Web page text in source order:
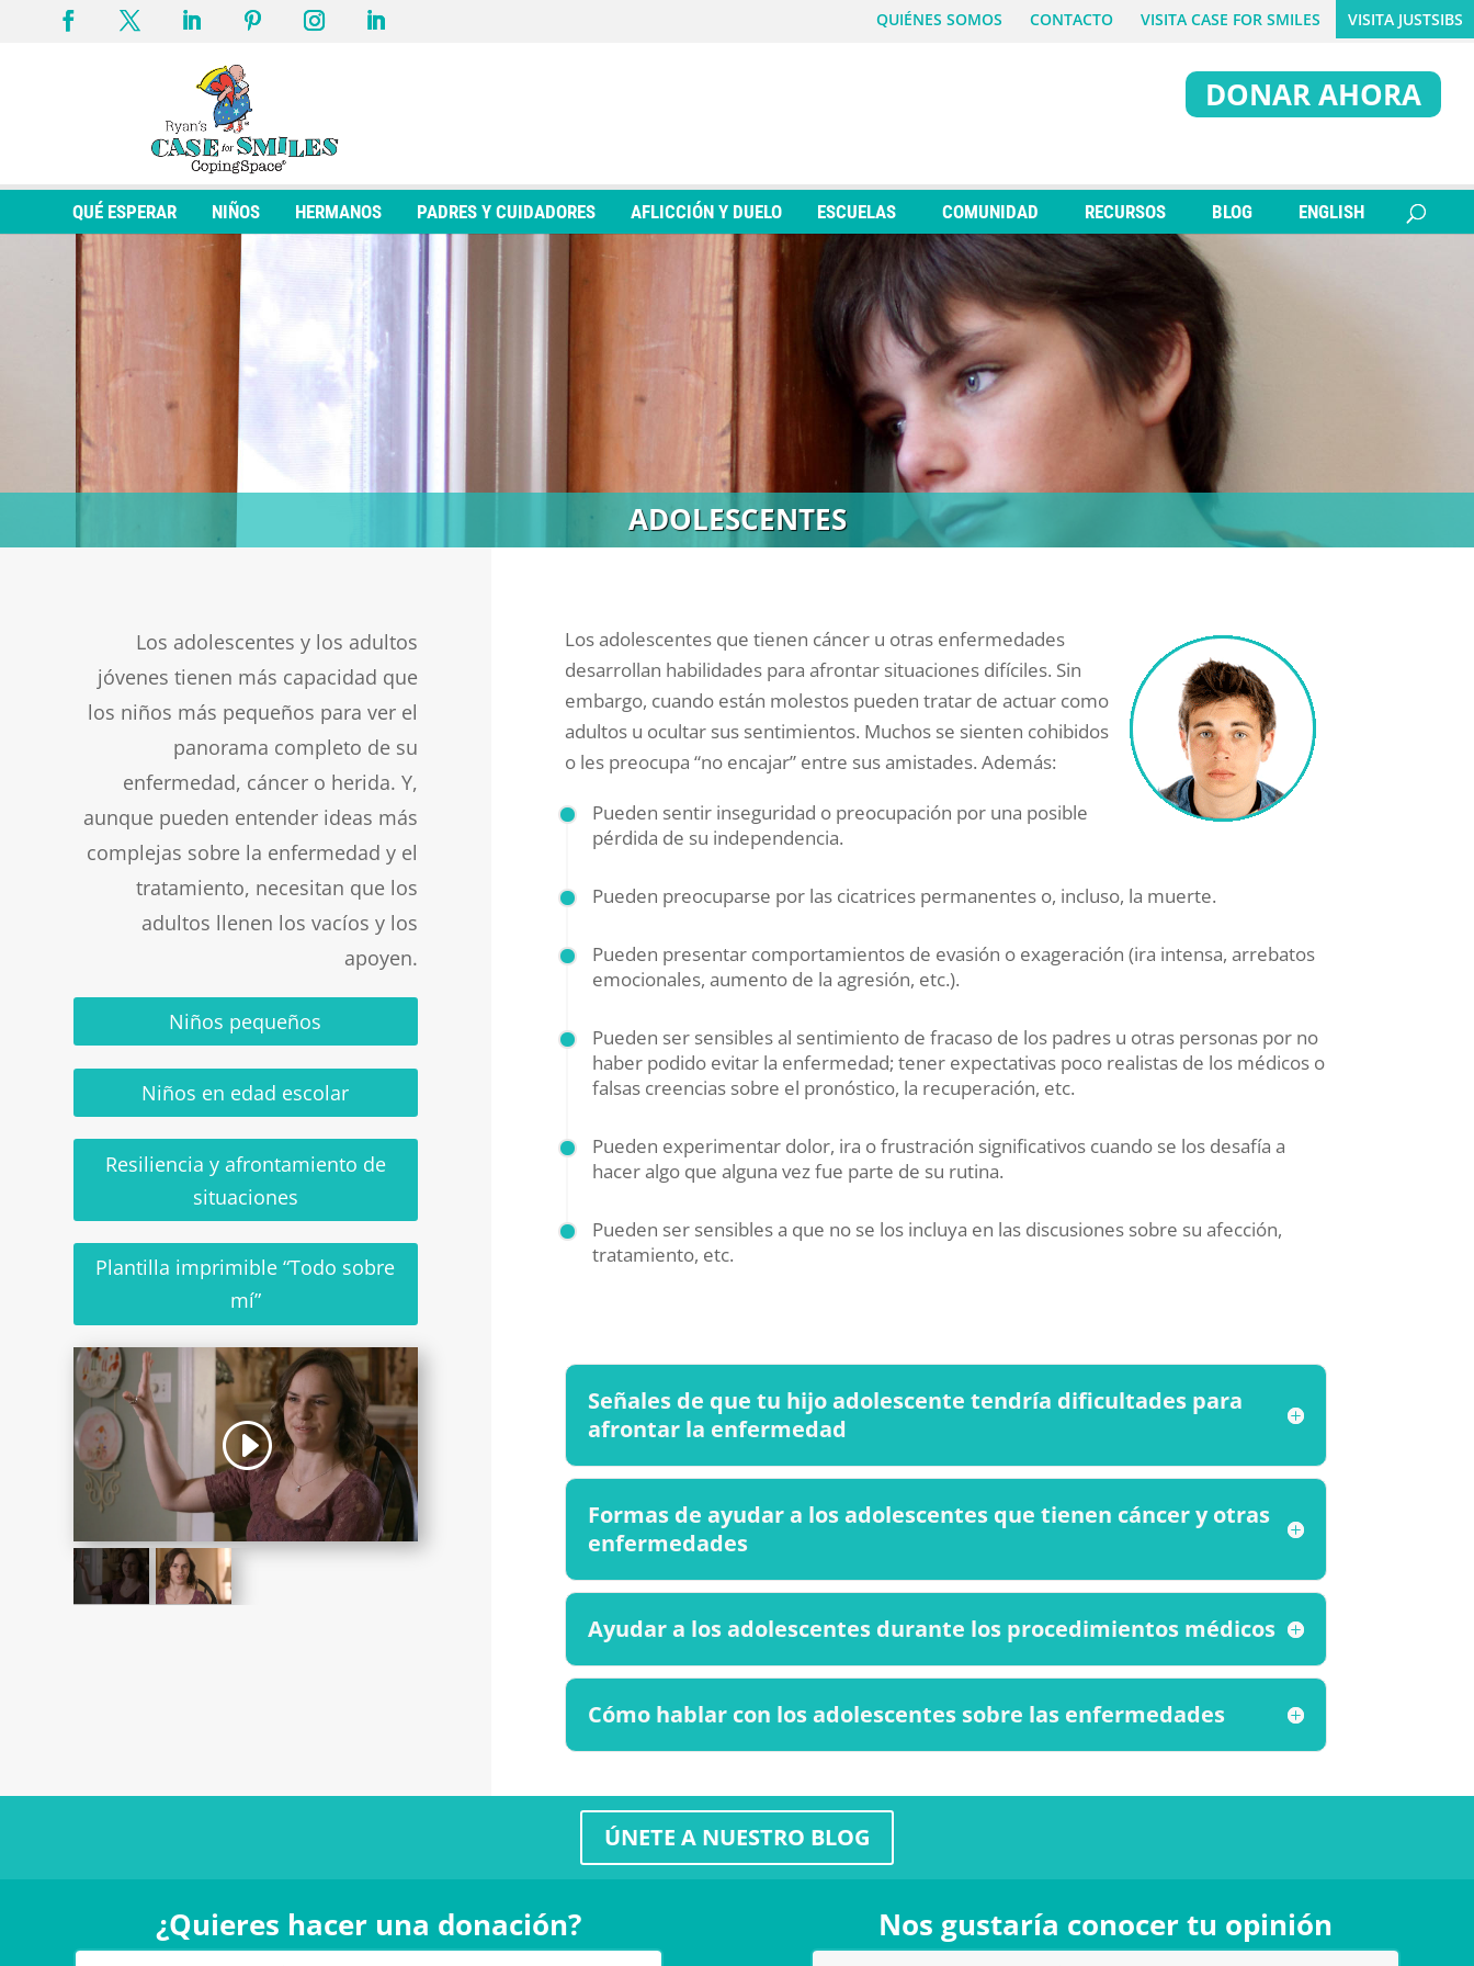
DONAR AHORA
QUIÉNES SOMOS CONTACTO VISITA CASE FOR SMILES VISITA JUSTSIBS
QUÉ ESPERAR NIÑOS HERMANOS PADRES Y CUIDADORES AFLICCIÓN Y DUELO ESCUELAS COMUNIDAD RECURSOS BLOG ENGLISH
ADOLESCENTES
Los adolescentes y los adultos
jóvenes tienen más capacidad que
los niños más pequeños para ver el
panorama completo de su
enfermedad, cáncer o herida. Y,
aunque pueden entender ideas más
complejas sobre la enfermedad y el
tratamiento, necesitan que los
adultos llenen los vacíos y los
apoyen.
Niños pequeños
Niños en edad escolar
Resiliencia y afrontamiento de
situaciones
Plantilla imprimible “Todo sobre
mí”
Los adolescentes que tienen cáncer u otras enfermedades
desarrollan habilidades para afrontar situaciones difíciles. Sin
embargo, cuando están molestos pueden tratar de actuar como
adultos u ocultar sus sentimientos. Muchos se sienten cohibidos
o les preocupa “no encajar” entre sus amistades. Además:
Pueden sentir inseguridad o preocupación por una posible
pérdida de su independencia.
Pueden preocuparse por las cicatrices permanentes o, incluso, la muerte.
Pueden presentar comportamientos de evasión o exageración (ira intensa, arrebatos
emocionales, aumento de la agresión, etc.).
Pueden ser sensibles al sentimiento de fracaso de los padres u otras personas por no
haber podido evitar la enfermedad; tener expectativas poco realistas de los médicos o
falsas creencias sobre el pronóstico, la recuperación, etc.
Pueden experimentar dolor, ira o frustración significativos cuando se los desafía a
hacer algo que alguna vez fue parte de su rutina.
Pueden ser sensibles a que no se los incluya en las discusiones sobre su afección,
tratamiento, etc.
Señales de que tu hijo adolescente tendría dificultades para
afrontar la enfermedad
Formas de ayudar a los adolescentes que tienen cáncer y otras
enfermedades
Ayudar a los adolescentes durante los procedimientos médicos
Cómo hablar con los adolescentes sobre las enfermedades
ÚNETE A NUESTRO BLOG
¿Quieres hacer una donación? Nos gustaría conocer tu opinión